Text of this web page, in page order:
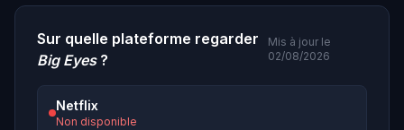
Sur quelle plateforme regarder
Big Eyes?
Mis à jour le
02/08/2026
Netflix
Non disponible